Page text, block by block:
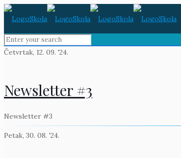
Četvrtak, 12. 09. '24.
Newsletter #3
Newsletter #3
Petak, 30. 08. '24.